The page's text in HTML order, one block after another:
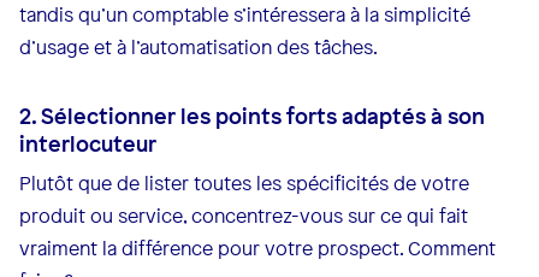
tandis qu’un comptable s’intéressera à la simplicité
d’usage et à l’automatisation des tâches.
2. Sélectionner les points forts adaptés à son
interlocuteur
Plutôt que de lister toutes les spécificités de votre
produit ou service, concentrez-vous sur ce qui fait
vraiment la différence pour votre prospect. Comment